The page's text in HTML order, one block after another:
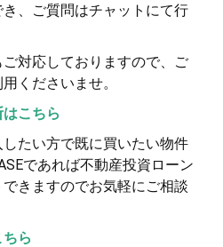
、ご質問はチャットにて行
対応しておりますので、ご
くださいませ。
こちら
たい方で既に買いたい物件
であれば不動産投資ローン
きますのでお気軽にご相談
ら